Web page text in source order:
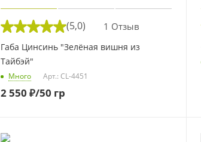
(5,0) 1 Отзыв
Габа Цинсинь "Зелёная вишня из
Тайбэй"
Много Арт.: CL-4451
2 550 ₽/50 гр